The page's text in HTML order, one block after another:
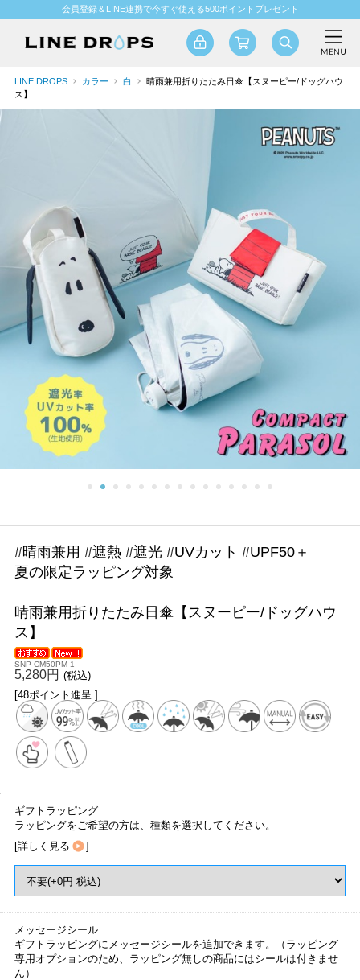
会員登録＆LINE連携で今すぐ使える500ポイントプレゼント
LINE DROPS カラー 白
晴雨兼用折りたたみ日傘【スヌーピー/ドッグハウ
ス】
#晴雨兼用 #遮熱 #遮光 #UVカット #UPF50＋
夏の限定ラッピング対象
晴雨兼用折りたたみ日傘【スヌーピー/ドッグハウ
ス】
SNP-CM50PM-1
5,280円 (税込)
[48ポイント進呈 ]
ギフトラッピング
ラッピングをご希望の方は、種類を選択してください。
[詳しく見る ]
メッセージシール
ギフトラッピングにメッセージシールを追加できます。（ラッピング
専用オプションのため、ラッピング無しの商品にはシールは付きませ
ん）